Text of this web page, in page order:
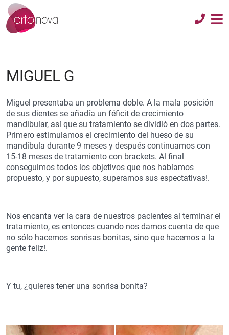
MIGUEL G
Miguel presentaba un problema doble. A la mala posición
de sus dientes se añadía un féficit de crecimiento
mandibular, así que su tratamiento se dividió en dos partes.
Primero estimulamos el crecimiento del hueso de su
mandíbula durante 9 meses y después continuamos con
15-18 meses de tratamiento con brackets. Al final
conseguimos todos los objetivos que nos habíamos
propuesto, y por supuesto, superamos sus espectativas!.
Nos encanta ver la cara de nuestros pacientes al terminar el
tratamiento, es entonces cuando nos damos cuenta de que
no sólo hacemos sonrisas bonitas, sino que hacemos a la
gente feliz!.
Y tu, ¿quieres tener una sonrisa bonita?